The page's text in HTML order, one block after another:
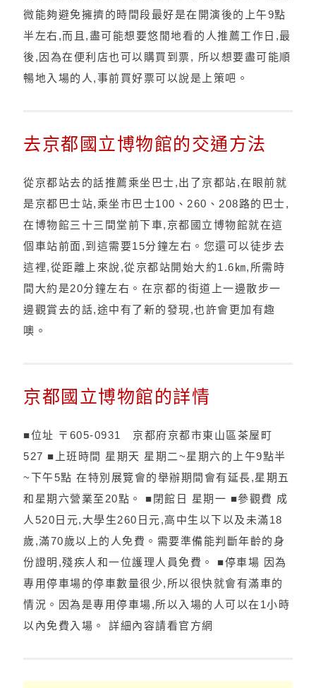
微能夠避免擁擠的時間段最好是在開演後的上午9點
半左右,而且,盡可能想要悠閒地看的人推薦工作日,最
後,因為在便利店也可以購買到票, 所以想要盡可能順
暢地入場的人,事前買好票可以說是上策吧。
去京都國立博物館的交通方法
從京都站去的話推薦乘坐巴士,出了京都站,在眼前就
是京都巴士站,乘坐市巴士100、260、208路的巴士,
在博物館三十三間堂前下車,京都國立博物館就在這
個車站前面,到這需要15分鐘左右。您還可以徒步去
這裡,從距離上來說,從京都站開始大約1.6㎞,所需時
間大約是20分鐘左右。在京都的街道上一邊散步一
邊觀賞去的話,途中有了新的發現,也許會更加有趣
噢。
京都國立博物館的詳情
■位址 〒605-0931 京都府京都市東山區茶屋町
527 ■上班時間 星期天 星期二~星期六的上午9點半
~下午5點 在特別展覽會的舉辦期間會有延長,星期五
和星期六營業至20點。 ■閉館日 星期一 ■參觀費 成
人520日元,大學生260日元,高中生以下以及未滿18
歲,滿70歲以上的人免費。需要準備能判斷年齡的身
份證明,殘疾人和一位護理人員免費。 ■停車場 因為
專用停車場的停車數量很少,所以很快就會有滿車的
情況。因為是專用停車場,所以入場的人可以在1小時
以內免費入場。 詳細內容請看官方網